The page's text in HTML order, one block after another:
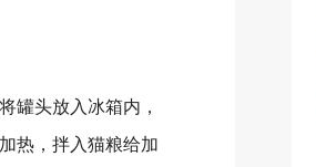
头放入冰箱内，
热，拌入猫粮给加